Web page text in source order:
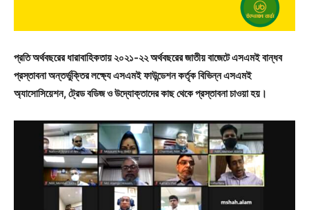
প্রতি অর্থবছরের ধারাবাহিকতায় ২০২১-২২ অর্থবছরের জাতীয় বাজেটে এসএমই বান্ধব
প্রস্তাবনা অন্তর্ভুক্তির লক্ষ্যে এসএমই ফাউন্ডেশন কর্তৃক বিভিন্ন এসএমই
অ্যাসোসিয়েশন, ট্রেড বডিজ ও উদ্যোক্তাদের কাছ থেকে প্রস্তাবনা চাওয়া হয়।